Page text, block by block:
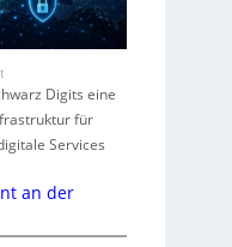
Digits eine
für
Services
an der